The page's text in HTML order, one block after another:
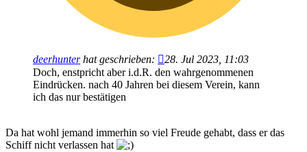
deerhunterhat geschrieben:
28. Jul 2023, 11:03
Doch, enstpricht aber i.d.R. den wahrgenommenen
Eindrücken. nach 40 Jahren bei diesem Verein, kann
ich das nur bestätigen
Da hat wohl jemand immerhin so viel Freude gehabt, dass er das
Schiff nicht verlassen hat